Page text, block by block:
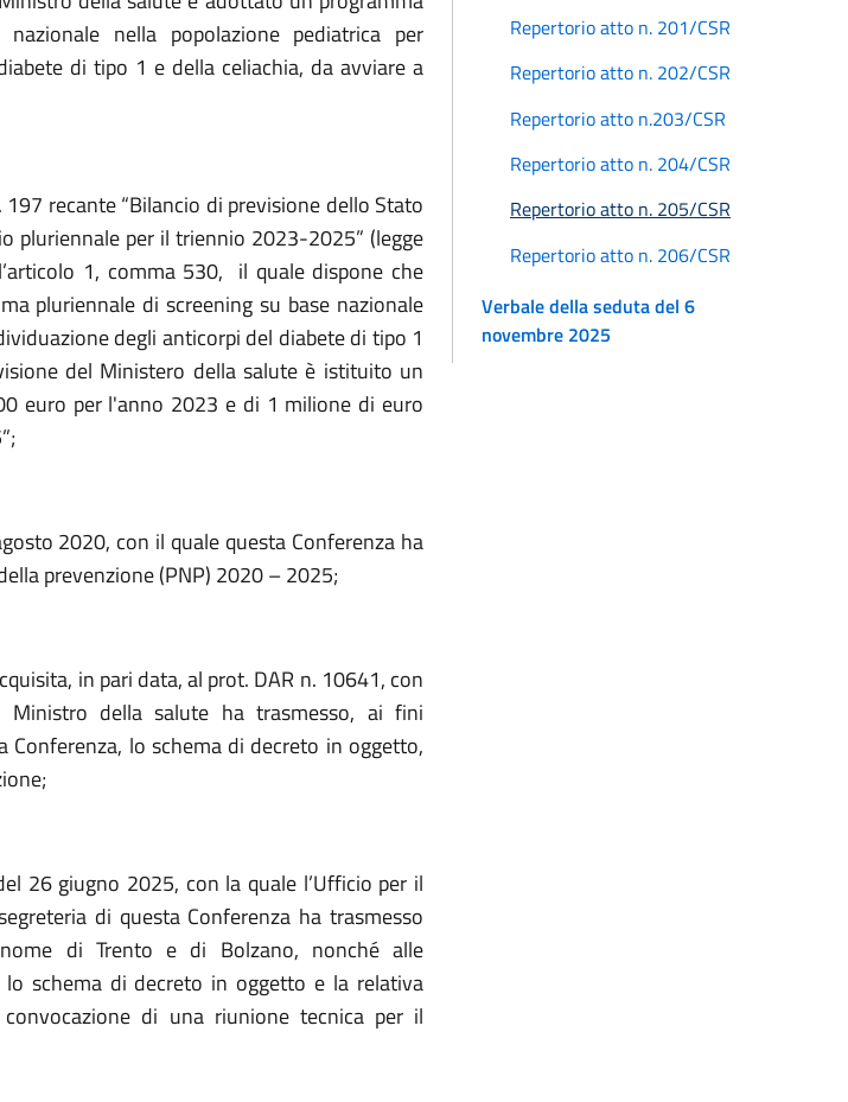
nella popolazione pediatrica per
di tipo 1 e della celiachia, da avviare a
recante “Bilancio di previsione dello Stato
pluriennale per il triennio 2023-2025” (legge
1, comma 530, il quale dispone che
pluriennale di screening su base nazionale
degli anticorpi del diabete di tipo 1
del Ministero della salute è istituito un
euro per l'anno 2023 e di 1 milione di euro
2020, con il quale questa Conferenza ha
prevenzione (PNP) 2020 – 2025;
in pari data, al prot. DAR n. 10641, con
della salute ha trasmesso, ai fini
Conferenza, lo schema di decreto in oggetto,
26 giugno 2025, con la quale l’Ufficio per il
di questa Conferenza ha trasmesso
di Trento e di Bolzano, nonché alle
schema di decreto in oggetto e la relativa
di una riunione tecnica per il
Repertorio atto n. 201/CSR
Repertorio atto n. 202/CSR
Repertorio atto n.203/CSR
Repertorio atto n. 204/CSR
Repertorio atto n. 205/CSR
Repertorio atto n. 206/CSR
Verbale della seduta del 6
novembre 2025